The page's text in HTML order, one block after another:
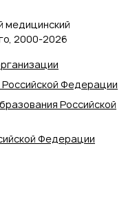
Федерации
Российской
Федерации
медицинский
2000‑2026